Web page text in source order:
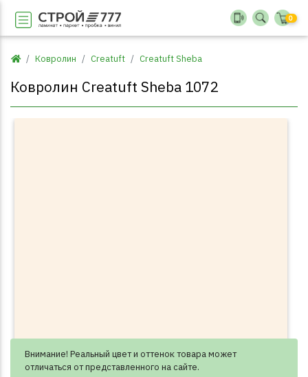
0
Ковролин Creatuft Creatuft Sheba
Ковролин Creatuft Sheba 1072
Внимание! Реальный цвет и оттенок товара может
отличаться от представленного на сайте.